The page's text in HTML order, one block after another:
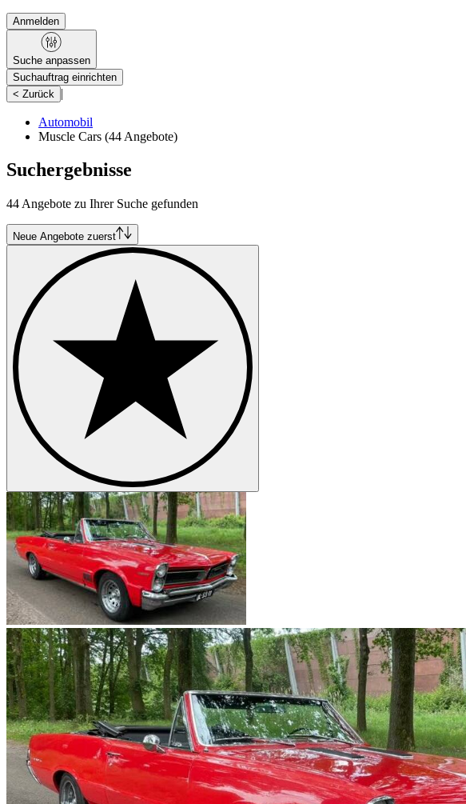
Anmelden
Suche anpassen
Suchauftrag einrichten
< Zurück
|
Automobil
Muscle Cars (44 Angebote)
Suchergebnisse
44 Angebote zu Ihrer Suche gefunden
Neue Angebote zuerst